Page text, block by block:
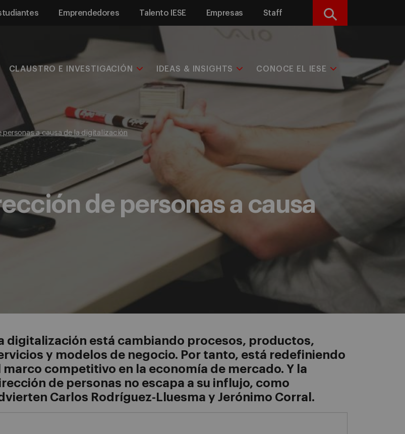
Emprendedores Talento IESE Empresas Staff Buscar
CLAUSTRO E INVESTIGACIÓN IDEAS & INSIGHTS CONOCE EL IESE
personas a causa de la digitalización
de personas a causa
digitalización está cambiando procesos, productos,
y modelos de negocio. Por tanto, está redefiniendo
marco competitivo en la economía de mercado. Y la
de personas no escapa a su influjo, como
Carlos Rodríguez-Lluesma y Jerónimo Corral.